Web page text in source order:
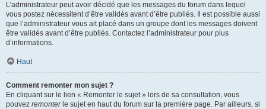
L’administrateur peut avoir décidé que les messages du forum dans lequel
vous postez nécessitent d’être validés avant d’être publiés. Il est possible aussi
que l’administrateur vous ait placé dans un groupe dont les messages doivent
être validés avant d’être publiés. Contactez l’administrateur pour plus
d’informations.
Haut
Comment remonter mon sujet ?
En cliquant sur le lien « Remonter le sujet » lors de sa consultation, vous
pouvez remonterle sujet en haut du forum sur la première page. Par ailleurs, si